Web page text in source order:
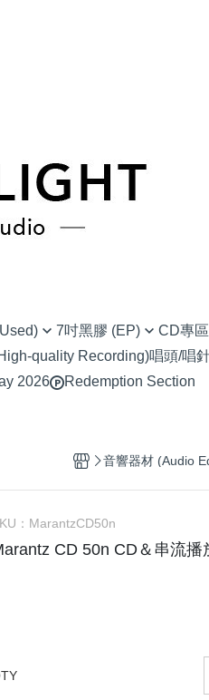
另類搖滾
經典搖滾
樂
克＆靈魂
7吋黑膠 (EP)
(EP) Electronic 電子樂
(EP) Funk, Soul 放克＆靈魂
(EP) Hip-Hop 嘻哈
(EP) 70s-80s J-Pop
(EP) Pop 西洋流行
CD專區
(CD) Electronic 電
(CD) Funk, Soul
(CD) J-Pop 日本流
(CD) Jazz 爵士
quality Recording)唱頭/唱
鐵三角
2026 Redemption Section
音響器材 (Audio
： MarantzCD50n
CD 50n CD＆串流播